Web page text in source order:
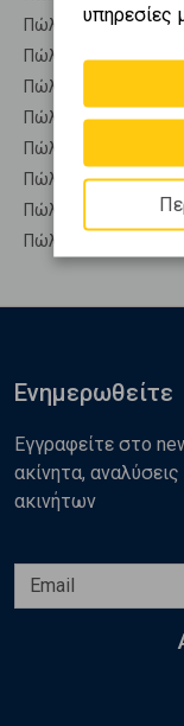
Πώληση Οικίες
Πώληση
Πώληση
Πώληση Ρετιρέ
Πώληση
Πώληση Υπόγεια
Πώληση Υπόσκαφα
Πώληση Υπολ.
υπηρεσίες
Ενημερωθείτε
Εγγραφείτε στο
ακίνητα,
ακινήτων